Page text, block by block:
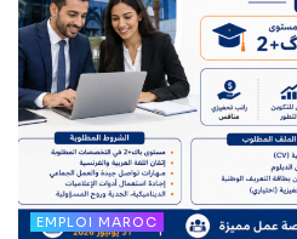
EMPLOI MAROC